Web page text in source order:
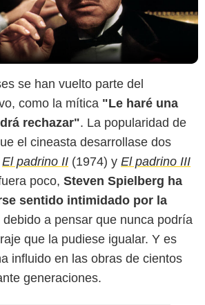
se han vuelto parte del
como la mítica "Le haré una
rechazar". La popularidad de
el cineasta desarrollase dos
El padrino II (1974) y El padrino III
poco, Steven Spielberg ha
sentido intimidado por la
debido a pensar que nunca podría
que la pudiese igualar. Y es
influido en las obras de cientos
generaciones.